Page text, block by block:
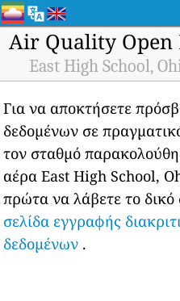
Air Quality Open
East High School,
Για να αποκτήσετε
δεδομένων σε
τον σταθμό
αέρα East High School,
πρώτα να λάβετε το δικό
σελίδα εγγραφής
δεδομένων .